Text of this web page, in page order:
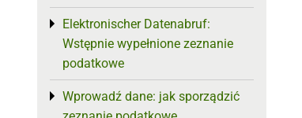
Elektronischer Datenabruf:
Wstępnie wypełnione zeznanie
podatkowe
Toggle menu
Wprowadź dane: jak sporządzić
Toggle menu